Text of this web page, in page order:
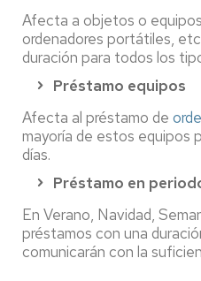
Afecta a objetos o
ordenadores portátiles,
duración para todos los
Préstamo equipos
Afecta al préstamo de
mayoría de estos equipos
días.
Préstamo en
En Verano, Navidad,
préstamos con una
comunicarán con la